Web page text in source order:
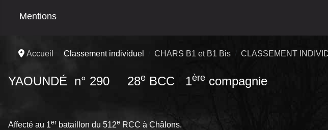
Mentions
Accueil Classement individuel CHARS B1 et B1 Bis CLASSEMENT
YAOUNDÉ n° 290 28e BCC 1ère compagnie
Affecté au 1er bataillon du 512e RCC à Châlons.